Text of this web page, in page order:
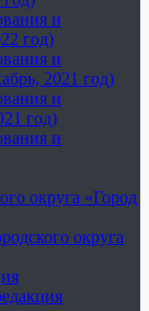
и
год)
и
2021 год)
и
год)
и
округа «Город
округа